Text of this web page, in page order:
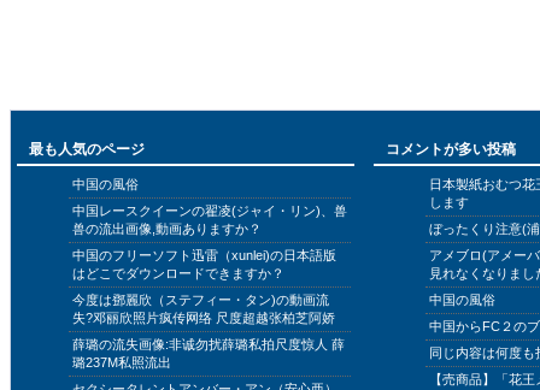
最も人気のページ
中国の風俗
中国レースクイーンの翟凌(ジャイ・リン)、兽
兽の流出画像,動画ありますか？
中国のフリーソフト迅雷（xunlei)の日本語版
はどこでダウンロードできますか？
今度は鄧麗欣（ステフィー・タン)の動画流
失?邓丽欣照片疯传网络 尺度超越张柏芝阿娇
薛璐の流失画像:非诚勿扰薛璐私拍尺度惊人 薛
璐237M私照流出
コメントが多い投稿
日本製紙おむつ
します
ぼったくり注意(
アメブロ(アメー
見れなくなりまし
中国の風俗
中国からFC２の
同じ内容は何度
【売商品】「花